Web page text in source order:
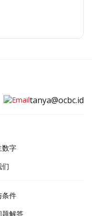
tanya@ocbc.id
数字
们
条件
题解答